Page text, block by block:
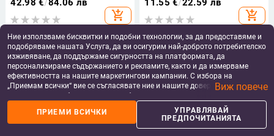
обработена, черно-бяло райе,
плюс размер, ежедневна.
add_shopping_cart add_shopping_cart
Ние използваме бисквитки и подобни технологии, за да предоставяме и
подобряваме нашата Услуга, да ви осигурим най-доброто потребителско
изживяване, да поддържаме сигурността на платформата, да
персонализираме съдържанието и рекламите, както и да измерваме
ефективността на нашите маркетингови кампании. С избора на
„Приемам всички“ вие се съгласявате ние и нашите доверени партньори
да съхраняваме бисквитки и подобни технологии на вашето устройство
за рекламни и аналитични цели. Можете по всяко време да управлявате
своите предпочитания, като натиснете „Управлявай предпочитанията“.
За повече информация, моля, вижте нашата
Виж повече
ПРИЕМИ ВСИЧКИ
УПРАВЛЯВАЙ
ПРЕДПОЧИТАНИЯТА